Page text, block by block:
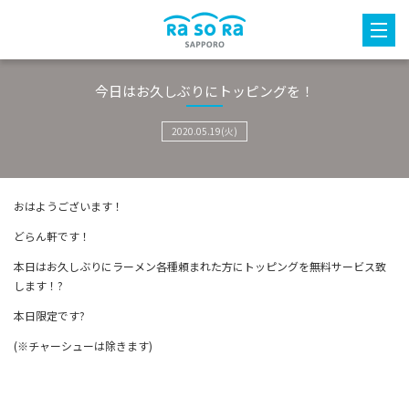
今日はお久しぶりにトッピングを！
2020.05.19(火)
おはようございます！
どらん軒です！
本日はお久しぶりにラーメン各種頼まれた方にトッピングを無料サービス致
します！?
本日限定です?
(※チャーシューは除きます)